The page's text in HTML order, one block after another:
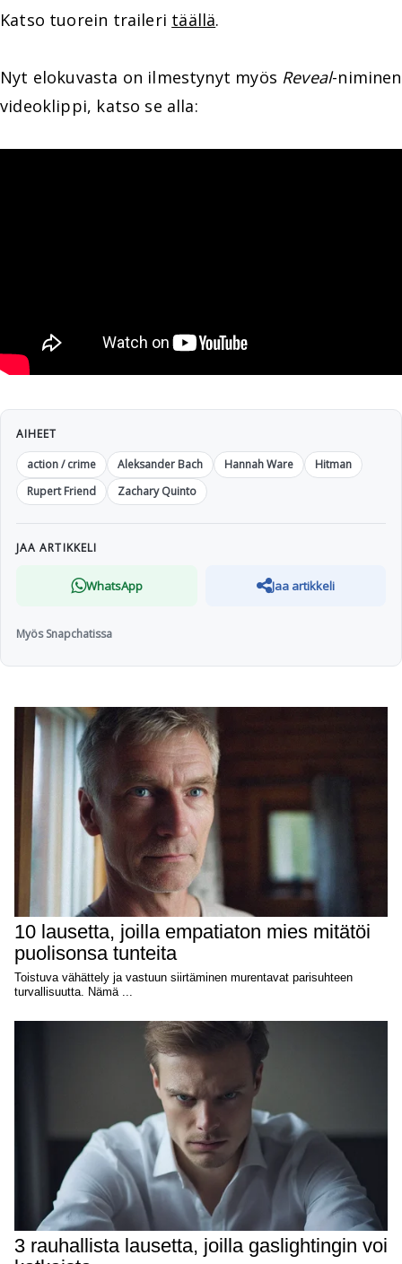
Katso tuorein traileri täällä.
Nyt elokuvasta on ilmestynyt myös Reveal-niminen
videoklippi, katso se alla:
AIHEET
action / crime
Aleksander Bach Hannah Ware
Hitman
Rupert Friend
Zachary Quinto
JAA ARTIKKELI
WhatsApp Jaa artikkeli
Myös Snapchatissa